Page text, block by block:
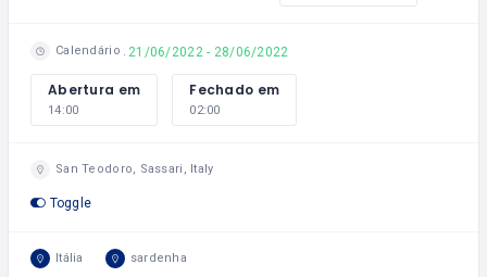
Calendário 21/06/2022 - 28/06/2022
Abertura em
14:00
Fechado em
02:00
San Teodoro, Sassari, Italy
Toggle
Itália sardenha